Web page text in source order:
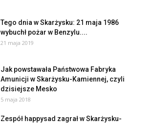
Tego dnia w Skarżysku: 21 maja 1986
wybuchł pożar w Benzylu....
21 maja 2019
Jak powstawała Państwowa Fabryka
Amunicji w Skarżysku-Kamiennej, czyli
dzisiejsze Mesko
5 maja 2018
Zespół happysad zagrał w Skarżysku-